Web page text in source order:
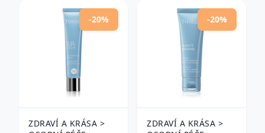
chladivým
účinkom
náhradná
náplň 50 ml
-20%
ZDRAVÍ A KRÁSA >
-20%
ZDRAVÍ A KRÁSA >